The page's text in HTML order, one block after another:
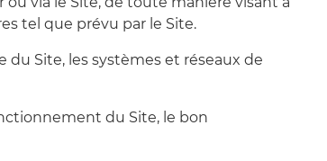
tel que prévu par le Site.
Site, les systèmes et réseaux de
du Site, le bon